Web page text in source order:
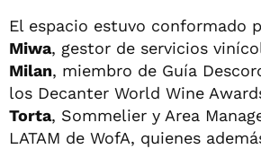
El espacio estuvo conformado
Miwa, gestor de servicios
Milan, miembro de Guía
los Decanter World Wine
Torta, Sommelier y Area
LATAM de WofA, quienes